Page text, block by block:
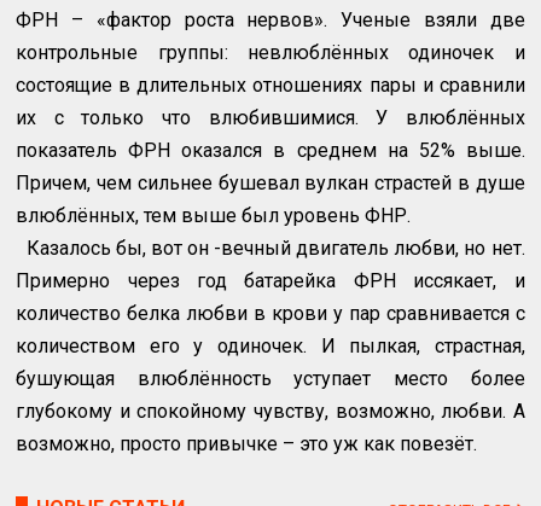
ФРН – «фактор роста нервов». Ученые взяли две
контрольные группы: невлюблённых одиночек и
состоящие в длительных отношениях пары и сравнили
их с только что влюбившимися. У влюблённых
показатель ФРН оказался в среднем на 52% выше.
Причем, чем сильнее бушевал вулкан страстей в душе
влюблённых, тем выше был уровень ФНР.
Казалось бы, вот он -вечный двигатель любви, но нет.
Примерно через год батарейка ФРН иссякает, и
количество белка любви в крови у пар сравнивается с
количеством его у одиночек. И пылкая, страстная,
бушующая влюблённость уступает место более
глубокому и спокойному чувству, возможно, любви. А
возможно, просто привычке – это уж как повезёт.